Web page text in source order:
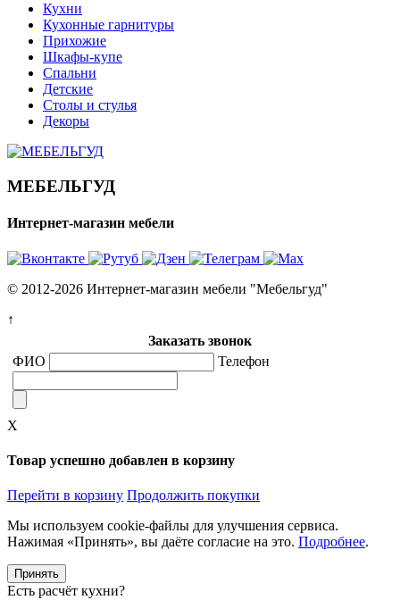
Кухни
Кухонные гарнитуры
Прихожие
Шкафы-купе
Спальни
Детские
Столы и стулья
Декоры
МЕБЕЛЬГУД
Интернет-магазин мебели
© 2012-2026 Интернет-магазин мебели "Мебельгуд"
↑
Заказать звонок
ФИО
Телефон
X
Товар успешно добавлен в корзину
Перейти в корзину Продолжить покупки
Мы используем cookie-файлы для улучшения сервиса.
Нажимая «Принять», вы даёте согласие на это. Подробнее.
Принять
Есть расчёт кухни?